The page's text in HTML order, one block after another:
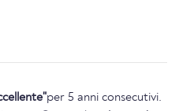
per 5 anni consecutivi.